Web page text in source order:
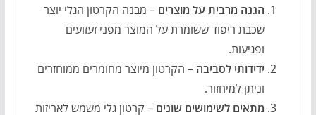
הגנה מרבית על מוצרים – מבנה הקרטון הגלי יוצר
שכבת ריפוד ששומרת על המוצר מפני זעזועים
ופגיעות.
ידידותי לסביבה – הקרטון מיוצר מחומרים ממוחזרים
וניתן למיחזור.
מתאים לשימושים שונים – קרטון גלי משמש לאריזות